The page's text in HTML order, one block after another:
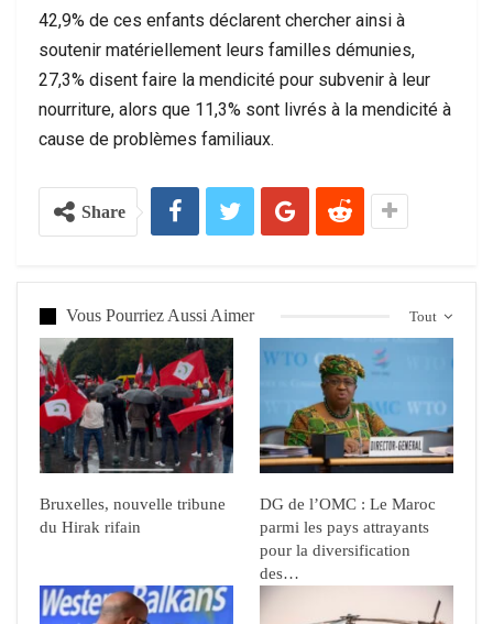
42,9% de ces enfants déclarent chercher ainsi à
soutenir matériellement leurs familles démunies,
27,3% disent faire la mendicité pour subvenir à leur
nourriture, alors que 11,3% sont livrés à la mendicité à
cause de problèmes familiaux.
Share
Tout
Vous Pourriez Aussi Aimer
Bruxelles, nouvelle tribune
du Hirak rifain
DG de l’OMC : Le Maroc
parmi les pays attrayants
pour la diversification
des…